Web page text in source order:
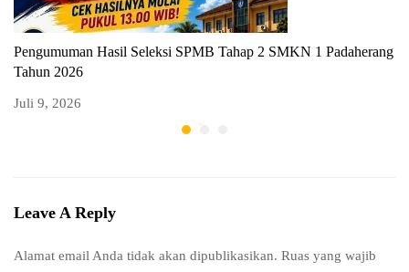
Pengumuman Hasil Seleksi SPMB Tahap 2 SMKN 1 Padaherang
Tahun 2026
Juli 9, 2026
Leave A Reply
Alamat email Anda tidak akan dipublikasikan. Ruas yang wajib